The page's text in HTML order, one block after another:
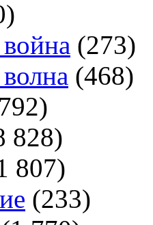
(273)
(468)
828)
807)
(233)